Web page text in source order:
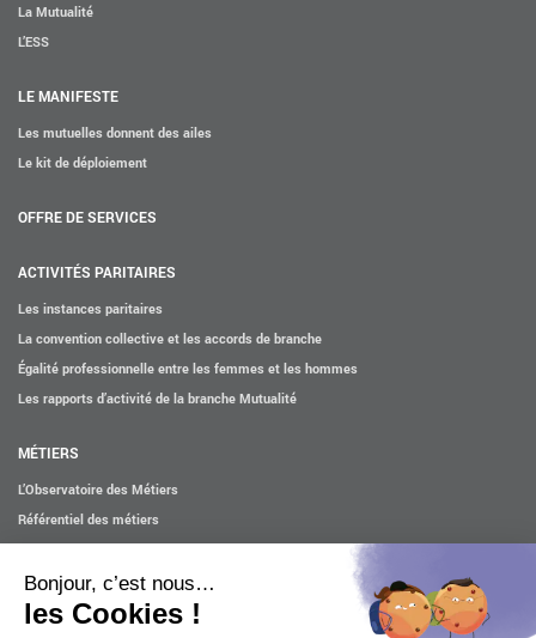
La Mutualité
L’ESS
LE MANIFESTE
Les mutuelles donnent des ailes
Le kit de déploiement
OFFRE DE SERVICES
ACTIVITÉS PARITAIRES
Les instances paritaires
La convention collective et les accords de branche
Égalité professionnelle entre les femmes et les hommes
Les rapports d’activité de la branche Mutualité
MÉTIERS
L’Observatoire des Métiers
Référentiel des métiers
Certifications professionnelles
Parcours d’intégration
Politique handicap